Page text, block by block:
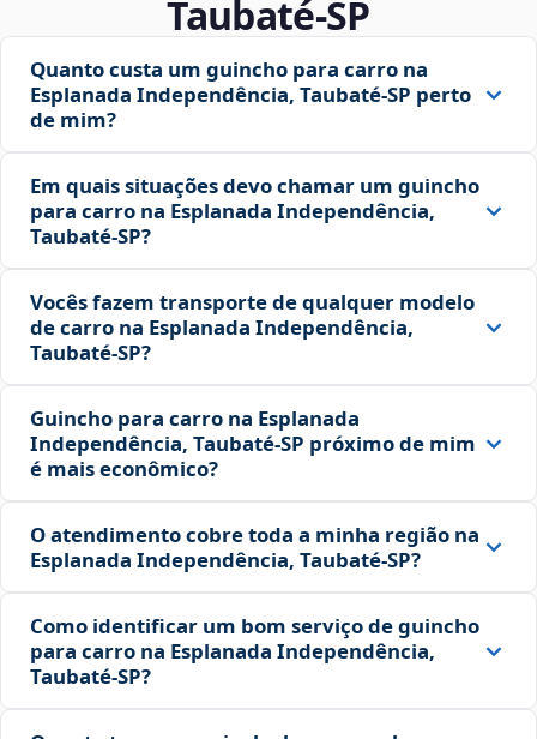
Taubaté‑SP
Quanto custa um guincho para carro na
Esplanada Independência, Taubaté‑SP perto
de mim?
Em quais situações devo chamar um guincho
para carro na Esplanada Independência,
Taubaté‑SP?
Vocês fazem transporte de qualquer modelo
de carro na Esplanada Independência,
Taubaté‑SP?
Guincho para carro na Esplanada
Independência, Taubaté‑SP próximo de mim
é mais econômico?
O atendimento cobre toda a minha região na
Esplanada Independência, Taubaté‑SP?
Como identificar um bom serviço de guincho
para carro na Esplanada Independência,
Taubaté‑SP?